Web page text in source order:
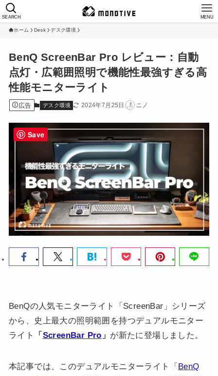
SEARCH MENU
ホーム Desk デスク環境
BenQ ScreenBar Pro レビュー：自動
点灯・広範囲照明で機能性最強すぎる高
性能モニターライト
広告 デスク環境 2024年7月25日 ニノ
BenQの人気モニターライト「ScreenBar」シリーズ
から、史上最大の照明範囲を持つデュアルモニター
ライト
「 ScreenBar Pro 」 が新たに登場しました。
本記事では、このデュアルモニターライト「 BenQ
Save